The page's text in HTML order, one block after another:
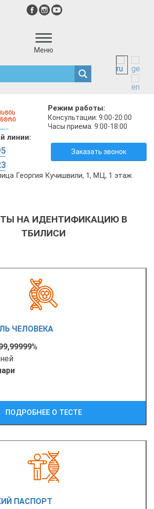
Меню
Режим работы:
Консультации: 9:00-20:00
Часы приема: 9:00-18:00
линии:
Заказать звонок
Георгия Кучишвили, 1, МЦ, 1 этаж
НА ИДЕНТИФИКАЦИЮ В
ТБИЛИСИ
ЧЕЛОВЕКА
%
ПОДРОБНЕЕ О ТЕСТЕ
ПАСПОРТ